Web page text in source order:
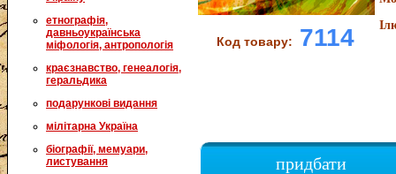
етнографія,
давньоукраїнська
міфологія, антропологія
краєзнавство, генеалогія,
геральдика
подарункові видання
мілітарна Україна
біографії, мемуари,
листування
Код товару: 7114
придбати